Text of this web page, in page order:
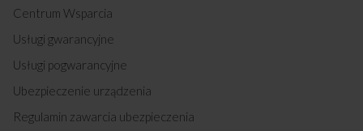
Centrum Wsparcia
Usługi gwarancyjne
Usługi pogwarancyjne
Ubezpieczenie urządzenia
Regulamin zawarcia ubezpieczenia